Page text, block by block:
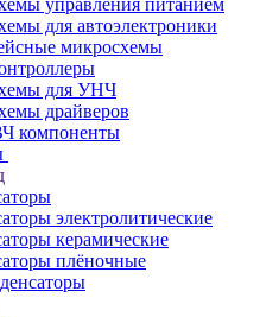
управления питанием
для автоэлектроники
микросхемы
для УНЧ
драйверов
компоненты
электролитические
керамические
плёночные